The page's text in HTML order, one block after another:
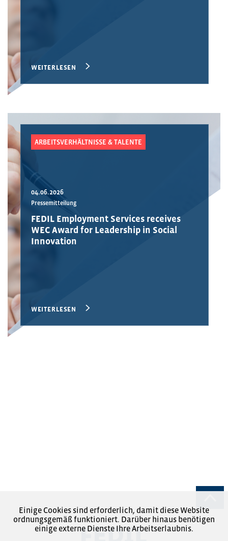
WEITERLESEN
ARBEITSVERHÄLTNISSE & TALENTE
04.06.2026
Pressemitteilung
FEDIL Employment Services receives
WEC Award for Leadership in Social
Innovation
WEITERLESEN
Einige Cookies sind erforderlich, damit diese Website
ordnungsgemäß funktioniert. Darüber hinaus benötigen
einige externe Dienste Ihre Arbeitserlaubnis.